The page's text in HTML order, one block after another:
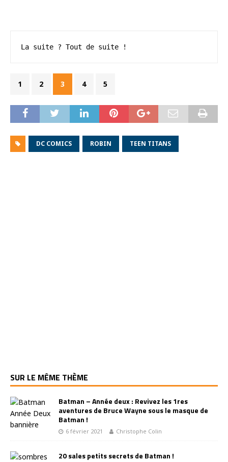
La suite ? Tout de suite !
1 2 3 4 5
DC COMICS ROBIN TEEN TITANS
SUR LE MÊME THÈME
Batman – Année deux : Revivez les 1res
aventures de Bruce Wayne sous le masque de
Batman !
6 février 2021 Christophe Colin
20 sales petits secrets de Batman !